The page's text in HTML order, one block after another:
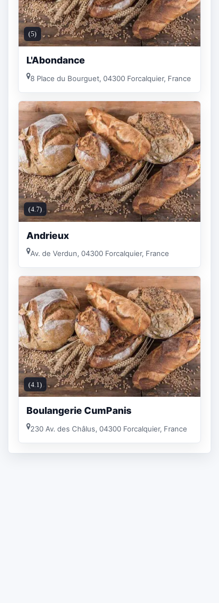
(5)
L'Abondance
8 Place du Bourguet, 04300 Forcalquier, France
(4.7)
Andrieux
Av. de Verdun, 04300 Forcalquier, France
(4.1)
Boulangerie CumPanis
230 Av. des Châlus, 04300 Forcalquier, France